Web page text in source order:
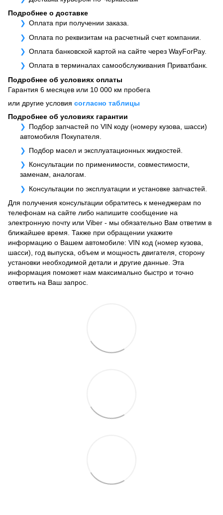
Подробнее о доставке
Оплата при получении заказа.
Оплата по реквизитам на расчетный счет компании.
Оплата банковской картой на сайте через WayForPay.
Оплата в терминалах самообслуживания Приватбанк.
Подробнее об условиях оплаты
Гарантия 6 месяцев или 10 000 км пробега
или другие условия согласно таблицы
Подробнее об условиях гарантии
Подбор запчастей по VIN коду (номеру кузова, шасси)
автомобиля Покупателя.
Подбор масел и эксплуатационных жидкостей.
Консультации по применимости, совместимости,
заменам, аналогам.
Консультации по эксплуатации и установке запчастей.
Для получения консультации обратитесь к менеджерам по
телефонам на сайте либо напишите сообщение на
электронную почту или Viber - мы обязательно Вам ответим в
ближайшее время. Также при обращении укажите
информацию о Вашем автомобиле: VIN код (номер кузова,
шасси), год выпуска, объем и мощность двигателя, сторону
установки необходимой детали и другие данные. Эта
информация поможет нам максимально быстро и точно
ответить на Ваш запрос.